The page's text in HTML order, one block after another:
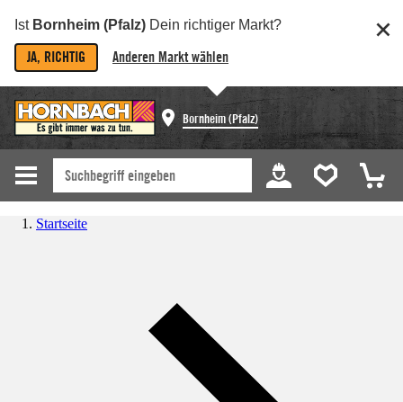
Ist Bornheim (Pfalz) Dein richtiger Markt?
JA, RICHTIG Anderen Markt wählen
Bornheim (Pfalz)
Startseite